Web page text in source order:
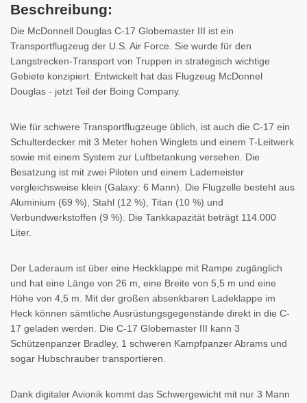
Beschreibung:
Die McDonnell Douglas C-17 Globemaster III ist ein
Transportflugzeug der U.S. Air Force. Sie wurde für den
Langstrecken-Transport von Truppen in strategisch wichtige
Gebiete konzipiert. Entwickelt hat das Flugzeug McDonnel
Douglas - jetzt Teil der Boing Company.
Wie für schwere Transportflugzeuge üblich, ist auch die C-17 ein
Schulterdecker mit 3 Meter hohen Winglets und einem T-Leitwerk
sowie mit einem System zur Luftbetankung versehen. Die
Besatzung ist mit zwei Piloten und einem Lademeister
vergleichsweise klein (Galaxy: 6 Mann). Die Flugzelle besteht aus
Aluminium (69 %), Stahl (12 %), Titan (10 %) und
Verbundwerkstoffen (9 %). Die Tankkapazität beträgt 114.000
Liter.
Der Laderaum ist über eine Heckklappe mit Rampe zugänglich
und hat eine Länge von 26 m, eine Breite von 5,5 m und eine
Höhe von 4,5 m. Mit der großen absenkbaren Ladeklappe im
Heck können sämtliche Ausrüstungsgegenstände direkt in die C-
17 geladen werden. Die C-17 Globemaster III kann 3
Schützenpanzer Bradley, 1 schweren Kampfpanzer Abrams und
sogar Hubschrauber transportieren.
Dank digitaler Avionik kommt das Schwergewicht mit nur 3 Mann